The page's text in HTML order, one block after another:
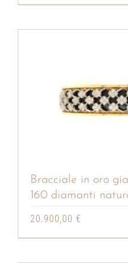
Bracciale in oro
160 diamanti
20.900,00 €